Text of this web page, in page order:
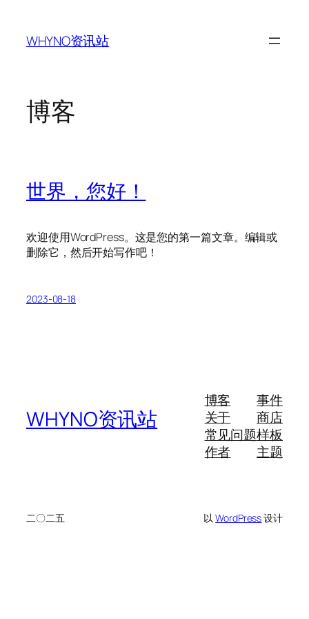
WHYNO资讯站
博客
世界，您好！
欢迎使用WordPress。这是您的第一篇文章。编辑或
删除它，然后开始写作吧！
2023-08-18
WHYNO资讯站
博客
关于
常见问题
作者
事件
商店
样板
主题
二〇二五 以WordPress设计